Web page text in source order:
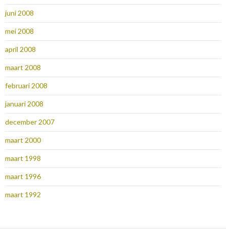
juni 2008
mei 2008
april 2008
maart 2008
februari 2008
januari 2008
december 2007
maart 2000
maart 1998
maart 1996
maart 1992